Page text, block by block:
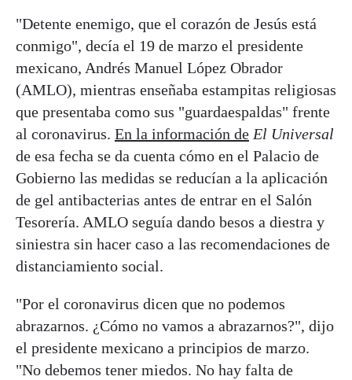
"Detente enemigo, que el corazón de Jesús está
conmigo", decía el 19 de marzo el presidente
mexicano, Andrés Manuel López Obrador
(AMLO), mientras enseñaba estampitas religiosas
que presentaba como sus "guardaespaldas" frente
al coronavirus. En la información de El Universal
de esa fecha se da cuenta cómo en el Palacio de
Gobierno las medidas se reducían a la aplicación
de gel antibacterias antes de entrar en el Salón
Tesorería. AMLO seguía dando besos a diestra y
siniestra sin hacer caso a las recomendaciones de
distanciamiento social.
"Por el coronavirus dicen que no podemos
abrazarnos. ¿Cómo no vamos a abrazarnos?", dijo
el presidente mexicano a principios de marzo.
"No debemos tener miedos. No hay falta de